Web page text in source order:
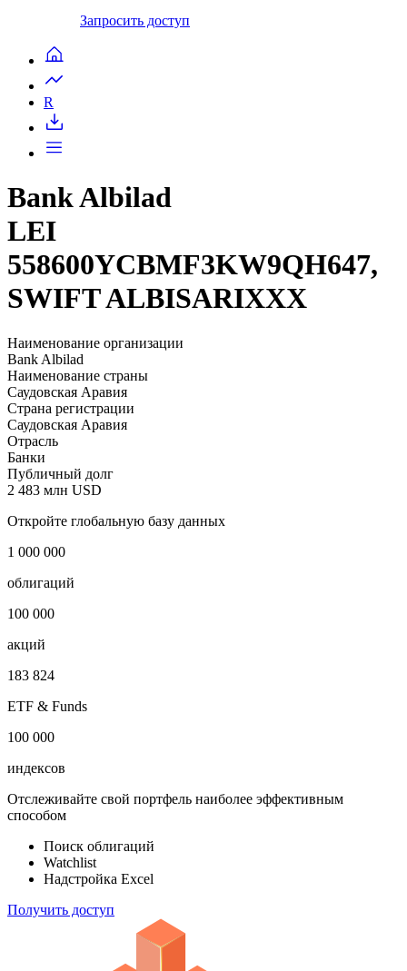
Запросить доступ
R
Bank Albilad
LEI
558600YCBMF3KW9QH647,
SWIFT ALBISARIXXX
Наименование организации
Bank Albilad
Наименование страны
Саудовская Аравия
Страна регистрации
Саудовская Аравия
Отрасль
Банки
Публичный долг
2 483 млн USD
Откройте глобальную базу данных
1 000 000
облигаций
100 000
акций
183 824
ETF & Funds
100 000
индексов
Отслеживайте свой портфель наиболее эффективным
способом
Поиск облигаций
Watchlist
Надстройка Excel
Получить доступ